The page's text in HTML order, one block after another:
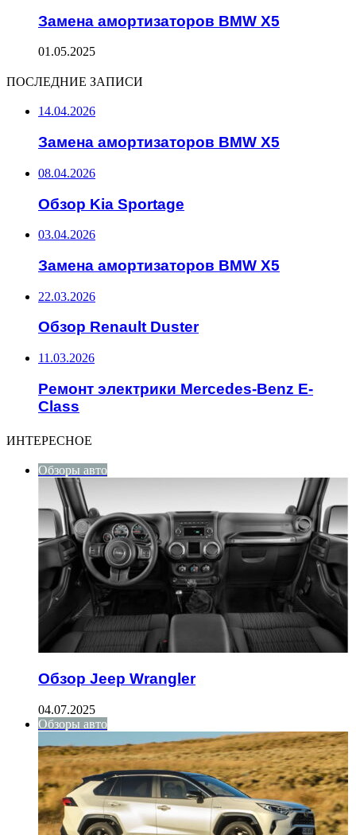
Замена амортизаторов BMW X5
01.05.2025
ПОСЛЕДНИЕ ЗАПИСИ
14.04.2026
Замена амортизаторов BMW X5
08.04.2026
Обзор Kia Sportage
03.04.2026
Замена амортизаторов BMW X5
22.03.2026
Обзор Renault Duster
11.03.2026
Ремонт электрики Mercedes-Benz E-
Class
ИНТЕРЕСНОЕ
Обзоры авто
Обзор Jeep Wrangler
04.07.2025
Обзоры авто